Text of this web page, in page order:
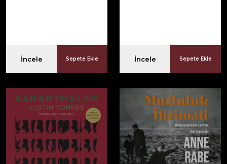
İncele Sepete Ekle İncele Sepete Ekle